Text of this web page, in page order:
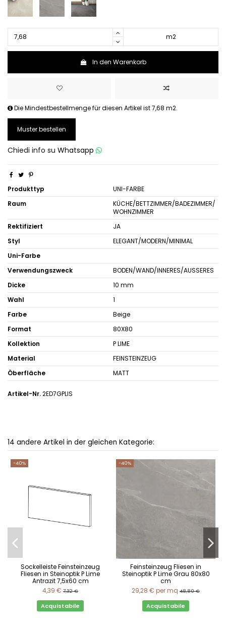
m2
In den Warenkorb
Die Mindestbestellmenge für diesen Artikel ist 7,68 m2.
Muster bestellen
Chiedi info su Whatsapp
Produkttyp
UNI-FARBE
Raum
KÜCHE/BETTZIMMER/BADEZIMMER/
WOHNZIMMER
Rektifiziert
JA
Styl
ELEGANT/MODERN/MINIMAL
Uni-Farbe
Verwendungszweck
BODEN/WAND/INNERES/AUSSERES
Dicke
10 mm
Wahl
1
Farbe
Beige
Format
80X80
Kollektion
P LIME
Material
FEINSTEINZEUG
Öberfläche
MATT
Artikel-Nr.2ED7GPLIS
14 andere Artikel in der gleichen Kategorie:
-40%
Sockelleiste Feinsteinzeug
Fliesen in Steinoptik P Lime
Antrazit 7,5x60 cm
4,39 € 7,32 €
Acquistabile
-40%
Feinsteinzeug Fliesen in
Steinoptik P Lime Grau 80x80
cm
29,28 € per mq 48,80 €
Acquistabile